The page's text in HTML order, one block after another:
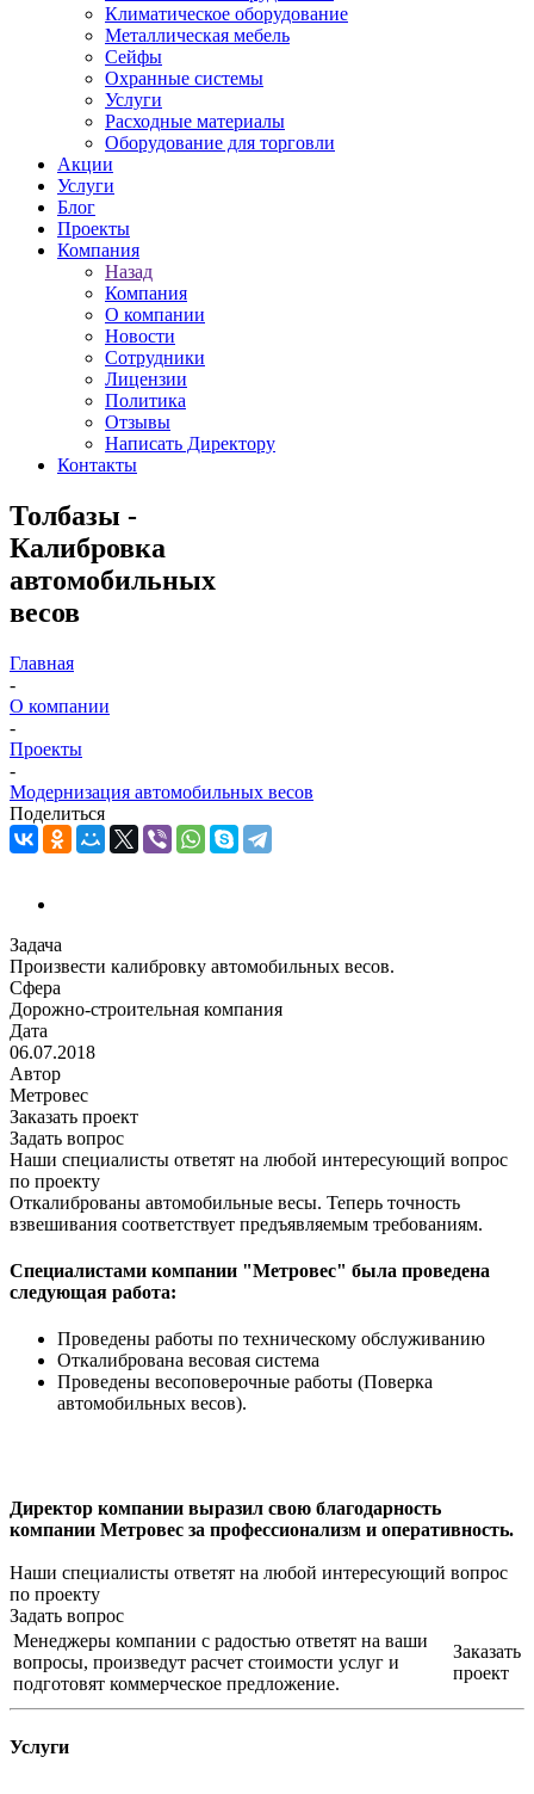
Климатическое оборудование
Металлическая мебель
Сейфы
Охранные системы
Услуги
Расходные материалы
Оборудование для торговли
Акции
Услуги
Блог
Проекты
Компания
Назад
Компания
О компании
Новости
Сотрудники
Лицензии
Политика
Отзывы
Написать Директору
Контакты
Толбазы -
Калибровка
автомобильных
весов
Главная
-
О компании
-
Проекты
-
Модернизация автомобильных весов
Поделиться
Задача
Произвести калибровку автомобильных весов.
Сфера
Дорожно-строительная компания
Дата
06.07.2018
Автор
Метровес
Заказать проект
Задать вопрос
Наши специалисты ответят на любой интересующий вопрос
по проекту
Откалиброваны автомобильные весы. Теперь точность
взвешивания соответствует предъявляемым требованиям.
Специалистами компании "Метровес" была проведена
следующая работа:
Проведены работы по техническому обслуживанию
Откалибрована весовая система
Проведены весоповерочные работы (Поверка
автомобильных весов).
Директор компании выразил свою благодарность
компании Метровес за профессионализм и оперативность.
Наши специалисты ответят на любой интересующий вопрос
по проекту
Задать вопрос
Менеджеры компании с радостью ответят на ваши
вопросы, произведут расчет стоимости услуг и
подготовят коммерческое предложение.
Заказать
проект
Услуги